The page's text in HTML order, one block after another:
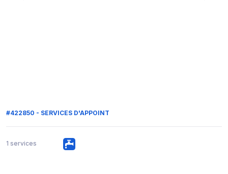
#422850 - SERVICES D'APPOINT
1 services